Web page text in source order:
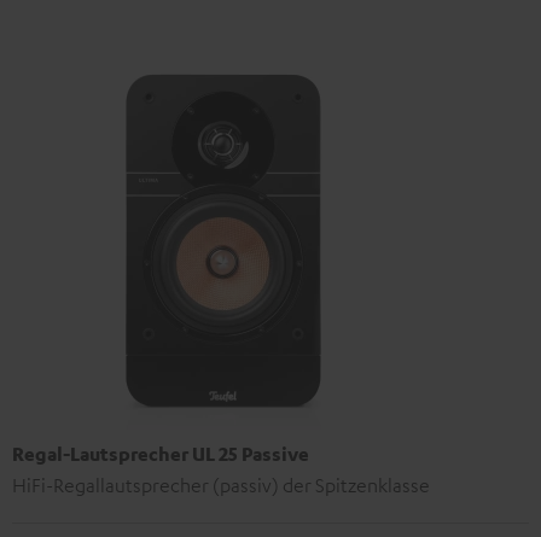
Regal-Lautsprecher UL 25 Passive
HiFi-Regallautsprecher (passiv) der Spitzenklasse